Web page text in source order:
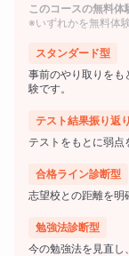
★ギフテッド①
ギフテッドの子
高いことが多く
す。例えば、数
野で優れた能力
このコースの無料体
※いずれかを無料体
スタンダード型
事前のやり取りをも
験です。
テスト結果振り返
テストをもとに弱点
合格ライン診断型
志望校との距離を明
勉強法診断型
今の勉強法を見直し